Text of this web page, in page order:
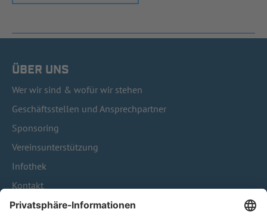
ÜBER UNS
Wer wir sind & wofür wir stehen
Geschäftsstellen und Ansprechpartner
Sponsoring
Vereinsunterstützung
Infothek
Kontakt